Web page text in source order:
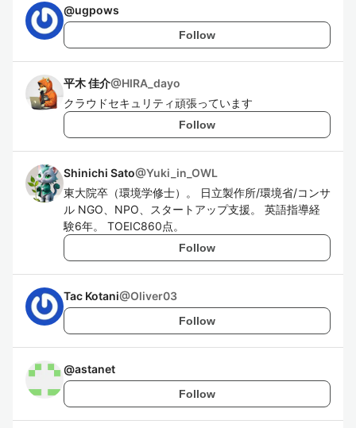
@ugpows
Follow
平木 佳介@HIRA_dayo
クラウドセキュリティ頑張っています
Follow
Shinichi Sato@Yuki_in_OWL
東大院卒（環境学修士）。 日立製作所/環境省/コンサ
ル NGO、NPO、スタートアップ支援。 英語指導経
験6年。 TOEIC860点。
Follow
Tac Kotani@Oliver03
Follow
@astanet
Follow